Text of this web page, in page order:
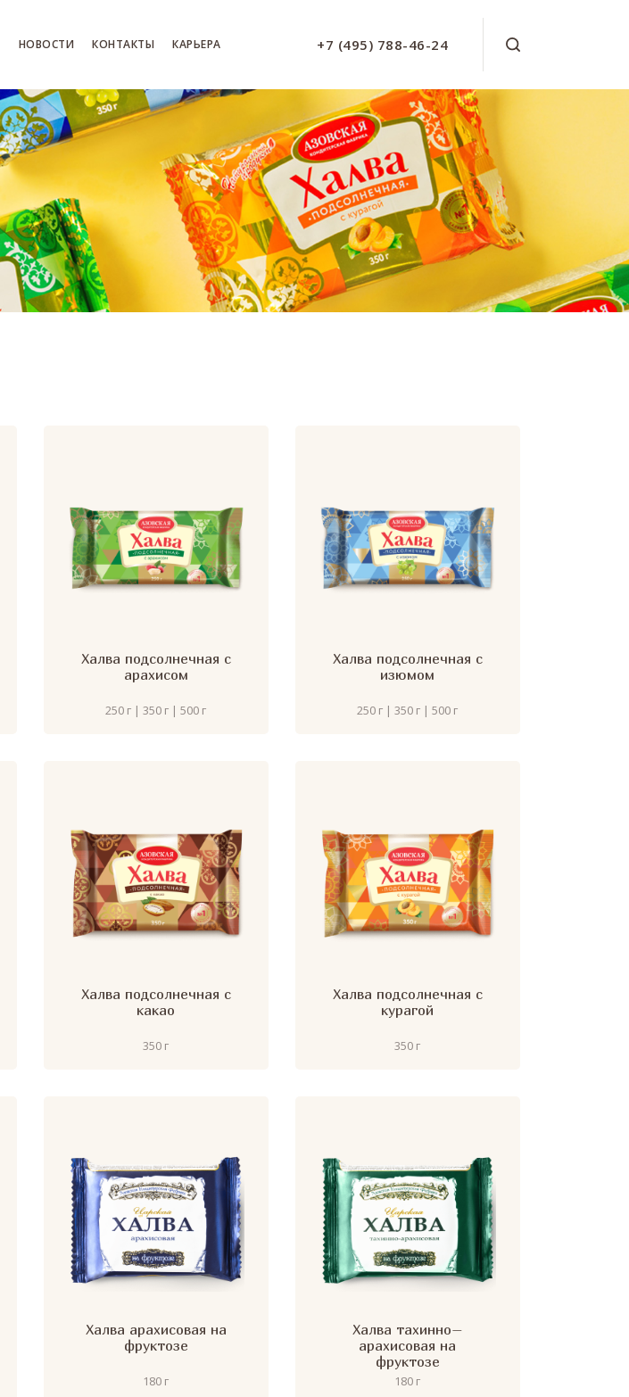
НОВОСТИ КОНТАКТЫ КАРЬЕРА +7 (495) 788-46-24
Халва подсолнечная с
арахисом
250 г | 350 г | 500 г
Халва подсолнечная с
изюмом
250 г | 350 г | 500 г
Халва подсолнечная с
какао
350 г
Халва подсолнечная с
курагой
350 г
Халва арахисовая на
фруктозе
180 г
Халва тахинно–
арахисовая на
фруктозе
180 г